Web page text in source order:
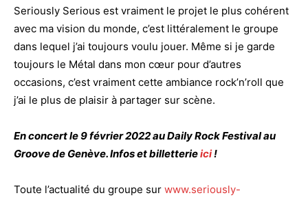
Seriously Serious est vraiment le projet le plus cohérent
avec ma vision du monde, c’est littéralement le groupe
dans lequel j’ai toujours voulu jouer. Même si je garde
toujours le Métal dans mon cœur pour d’autres
occasions, c’est vraiment cette ambiance rock’n’roll que
j’ai le plus de plaisir à partager sur scène.
En concert le 9 février 2022 au Daily Rock Festival au
Groove de Genève. Infos et billetterieici!
Toute l’actualité du groupe sur www.seriously-